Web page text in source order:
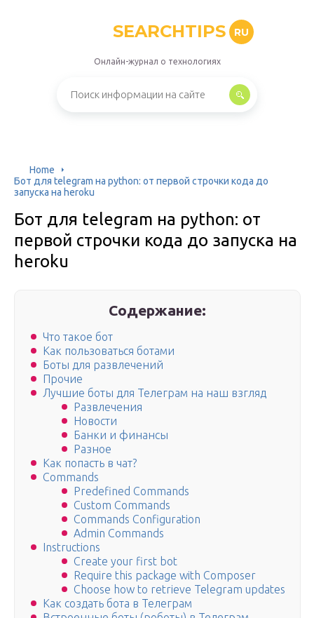
SEARCHTIPS RU
Онлайн-журнал о технологиях
Home
Бот для telegram на python: от первой строчки кода до
запуска на heroku
Бот для telegram на python: от
первой строчки кода до запуска на
heroku
Содержание:
Что такое бот
Как пользоваться ботами
Боты для развлечений
Прочие
Лучшие боты для Телеграм на наш взгляд
Развлечения
Новости
Банки и финансы
Разное
Как попасть в чат?
Commands
Predefined Commands
Custom Commands
Commands Configuration
Admin Commands
Instructions
Create your first bot
Require this package with Composer
Choose how to retrieve Telegram updates
Как создать бота в Телеграм